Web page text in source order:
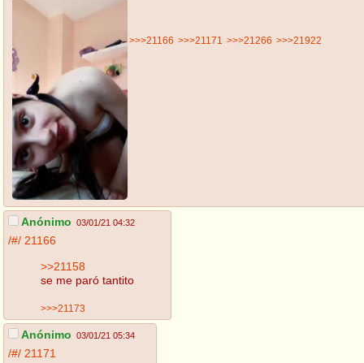
>>>21166 >>>21171 >>>21266 >>>21922
Anónimo 03/01/21 04:32
/#/ 21166
>>21158
se me paró tantito
>>>21173
Anónimo 03/01/21 05:34
/#/ 21171